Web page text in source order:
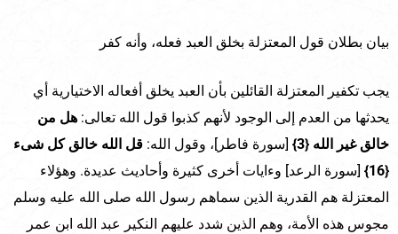
بيان بطلان قول المعتزلة بخلق العبد فعله، وأنه كفر
يجب تكفير المعتزلة القائلين بأن العبد يخلق أفعاله الاختيارية أي
يحدثها من العدم إلى الوجود لأنهم كذبوا قول الله تعالى: هل من
خالق غير الله {3}
[سورة فاطر]، وقول الله: قل الله خالق كل شىء
{16}
[سورة الرعد] وءايات أخرى كثيرة وأحاديث عديدة. وهؤلاء
المعتزلة هم القدرية الذين سماهم رسول الله صلى الله عليه وسلم
مجوس هذه الأمة، وهم الذين شدد عليهم النكير عبد الله ابن عمر